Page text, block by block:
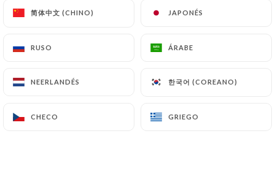
简体中文 (CHINO) JAPONÉS
RUSO ÁRABE
NEERLANDÉS 한국어 (COREANO)
CHECO GRIEGO
简体中文 (CHINO) JAPONÉS
RUSO ÁRABE
NEERLANDÉS 한국어 (COREANO)
CHECO GRIEGO